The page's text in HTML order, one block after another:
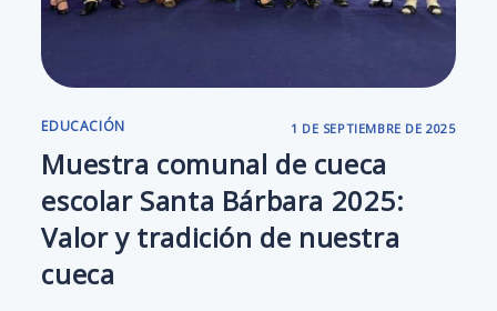
EDUCACIÓN
Muestra comunal de cueca
escolar Santa Bárbara 2025:
Valor y tradición de nuestra
cueca
1 DE SEPTIEMBRE DE 2025